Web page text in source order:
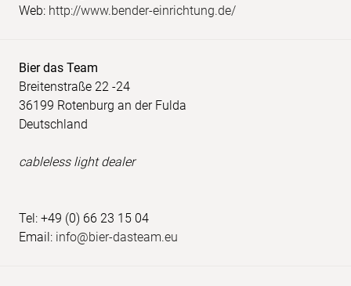
Web: http://www.bender-einrichtung.de/
Bier das Team
Breitenstraße 22 -24
36199 Rotenburg an der Fulda
Deutschland
cableless light dealer
Tel: +49 (0) 66 23 15 04
Email: info@bier-dasteam.eu